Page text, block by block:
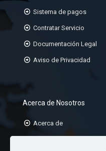
Sistema de pagos
Contratar Servicio
Documentación Legal
Aviso de Privacidad
Acerca de Nosotros
Acerca de